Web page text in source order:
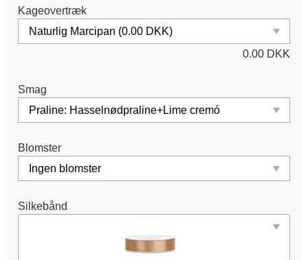
Kageovertræk
0.00 DKK
Smag
Blomster
Silkebånd